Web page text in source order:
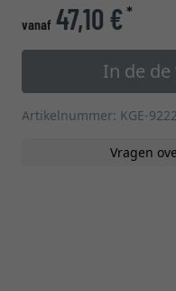
vanaf 47,10 €*
In de
Artikelnummer: KGE-
Vragen